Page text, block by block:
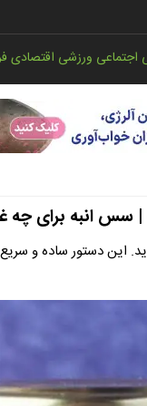
اجتماعی ورزشی اقتصادی
سس انبه برای چه
این دستور ساده و